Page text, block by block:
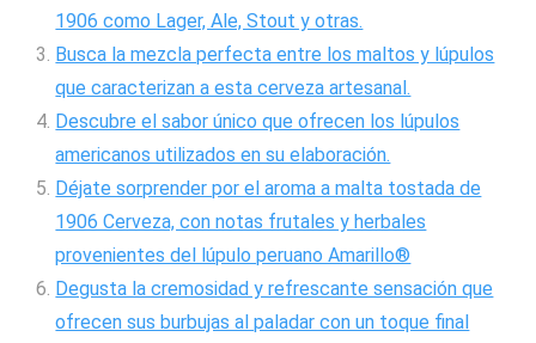
1906 como Lager, Ale, Stout y otras.
Busca la mezcla perfecta entre los maltos y lúpulos
que caracterizan a esta cerveza artesanal.
Descubre el sabor único que ofrecen los lúpulos
americanos utilizados en su elaboración.
Déjate sorprender por el aroma a malta tostada de
1906 Cerveza, con notas frutales y herbales
provenientes del lúpulo peruano Amarillo®
Degusta la cremosidad y refrescante sensación que
ofrecen sus burbujas al paladar con un toque final